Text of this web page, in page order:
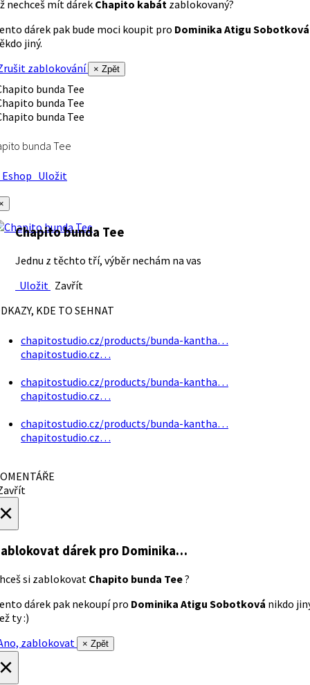
nechceš mít dárek Chapito kabát zablokovaný?
dárek pak bude moci koupit pro Dominika Atigu Sobotková
jiný.
zablokování
× Zpět
bunda Tee
Uložit
Chapito bunda Tee
Jednu z těchto tří, výběr nechám na vas
Uložit Zavřít
KDE TO SEHNAT
chapitostudio.cz/products/bunda-kantha…
chapitostudio.cz…
chapitostudio.cz/products/bunda-kantha…
chapitostudio.cz…
chapitostudio.cz/products/bunda-kantha…
chapitostudio.cz…
dárek pro Dominika…
si zablokovat Chapito bunda Tee?
dárek pak nekoupí pro Dominika Atigu Sobotková nikdo
ty :)
zablokovat
× Zpět